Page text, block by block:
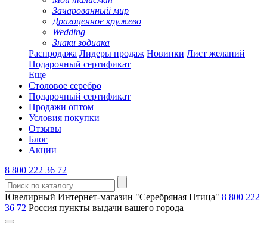
Зачарованный мир
Драгоценное кружево
Wedding
Знаки зодиака
Распродажа Лидеры продаж Новинки Лист желаний
Подарочный сертификат
Еще
Столовое серебро
Подарочный сертификат
Продажи оптом
Условия покупки
Отзывы
Блог
Акции
8 800 222 36 72
Ювелирный Интернет-магазин "Серебряная Птица" 8 800 222
36 72 Россия пункты выдачи вашего города